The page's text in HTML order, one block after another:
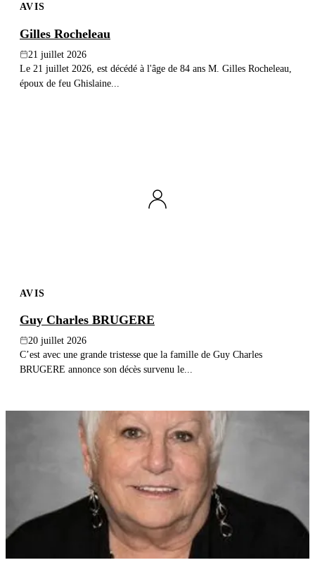
AVIS
Gilles Rocheleau
21 juillet 2026
Le 21 juillet 2026, est décédé à l'âge de 84 ans M. Gilles Rocheleau,
époux de feu Ghislaine...
AVIS
Guy Charles BRUGERE
20 juillet 2026
C’est avec une grande tristesse que la famille de Guy Charles
BRUGERE annonce son décès survenu le...